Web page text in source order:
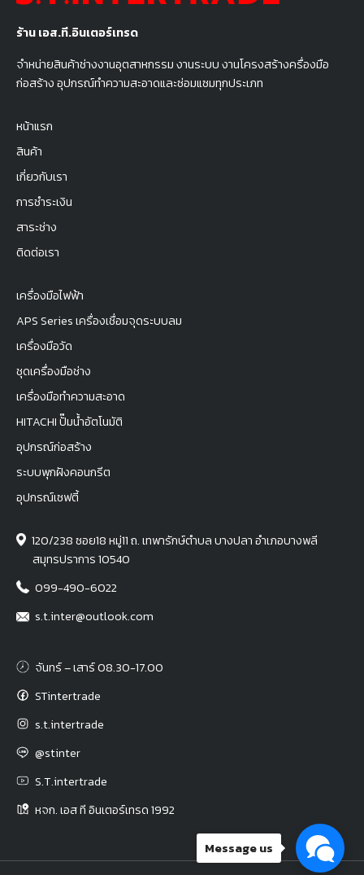
ร้าน เอส.ที.อินเตอร์เทรด
จำหน่ายสินค้าช่างงานอุตสาหกรรม งานระบบ งานโครงสร้างครื่องมือ
ก่อสร้าง อุปกรณ์ทำความสะอาดและซ่อมแซมทุกประเภท
หน้าแรก
สินค้า
เกี่ยวกับเรา
การชำระเงิน
สาระช่าง
ติดต่อเรา
เครื่องมือไฟฟ้า
APS Series เครื่องเชื่อมจุดระบบลม
เครื่องมือวัด
ชุดเครื่องมือช่าง
เครื่องมือทำความสะอาด
HITACHI ปั๊มน้ำอัตโนมัติ
อุปกรณ์ก่อสร้าง
ระบบพุกฝังคอนกรีต
อุปกรณ์เซฟตี้
120/238 ซอย18 หมู่11 ถ. เทพารักษ์ตำบล บางปลา อำเภอบางพลี
สมุทรปราการ 10540
099-490-6022
s.t.inter@outlook.com
จันทร์ – เสาร์ 08.30-17.00
STintertrade
s.t.intertrade
@stinter
S.T.intertrade
หจก. เอส ที อินเตอร์เทรด 1992
Message us